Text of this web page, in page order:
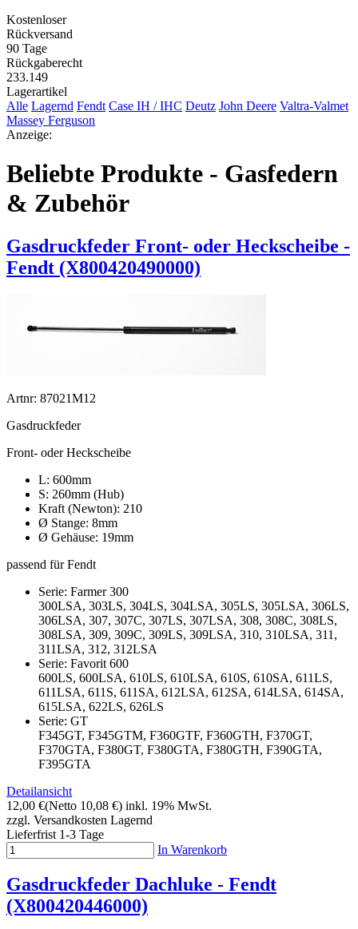
Kostenloser
Rückversand
90 Tage
Rückgaberecht
233.149
Lagerartikel
Alle Lagernd Fendt Case IH / IHC Deutz John Deere Valtra-Valmet
Massey Ferguson
Anzeige:
Beliebte Produkte - Gasfedern
& Zubehör
Gasdruckfeder Front- oder Heckscheibe -
Fendt (X800420490000)
Artnr: 87021M12
Gasdruckfeder
Front- oder Heckscheibe
L: 600mm
S: 260mm (Hub)
Kraft (Newton): 210
Ø Stange: 8mm
Ø Gehäuse: 19mm
passend für Fendt
Serie: Farmer 300
300LSA, 303LS, 304LS, 304LSA, 305LS, 305LSA, 306LS,
306LSA, 307, 307C, 307LS, 307LSA, 308, 308C, 308LS,
308LSA, 309, 309C, 309LS, 309LSA, 310, 310LSA, 311,
311LSA, 312, 312LSA
Serie: Favorit 600
600LS, 600LSA, 610LS, 610LSA, 610S, 610SA, 611LS,
611LSA, 611S, 611SA, 612LSA, 612SA, 614LSA, 614SA,
615LSA, 622LS, 626LS
Serie: GT
F345GT, F345GTM, F360GTF, F360GTH, F370GT,
F370GTA, F380GT, F380GTA, F380GTH, F390GTA,
F395GTA
Detailansicht
12,00 €(Netto 10,08 €) inkl. 19% MwSt.
zzgl. Versandkosten Lagernd
Lieferfrist 1-3 Tage
In Warenkorb
Gasdruckfeder Dachluke - Fendt
(X800420446000)